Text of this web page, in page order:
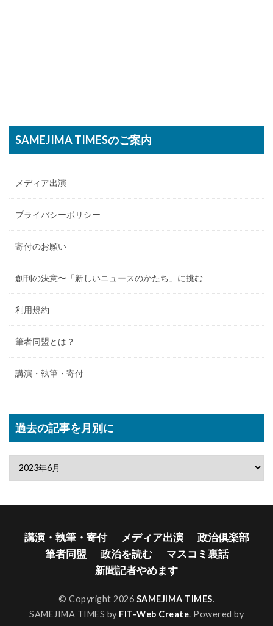
SAMEJIMA TIMESのご案内
メディア出演
プライバシーポリシー
寄付のお願い
創刊の決意〜「新しいニュースのかたち」に挑む
利用規約
筆者同盟とは？
講演・執筆・寄付
過去の記事を月別に
講演・執筆・寄付 メディア出演
政治倶楽部
筆者同盟
政治を読む
マスコミ裏話
新聞記者やめます
© Copyright 2026 SAMEJIMA TIMES.
SAMEJIMA TIMES by FIT-Web Create. Powered by